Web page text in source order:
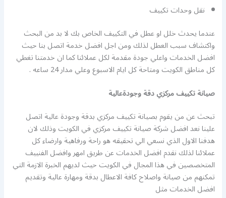
نقل وحدات تكييف
عندما يحدث خلل او عطل في التكييف الخاص بك لا بد من البحث
واكتشاف سبب العطل لذلك ومن اجل افضل خدمة اتصل بنا حيث
افضل الخدمات واعلي جودة مقدمة لكل عملائنا كما ان خدمتنا تغطي
كل مناطق الكويت ومتاحة كل ايام الاسبوع وعلي مدار 24 ساعه .
صيانة تكييف مركزي دقة وجودةعالية
تبحث عن من يقوم بصيانة تكييف مركزي بدقة وجودة عالية اتصل
علينا نعد افضل شركة صيانة تكييف مركزي في الكويت وذلك لان
هدفنا الاول الذي نسعي الي تحقيقه هو راحة ورفاهية وارضاء كل
عملائنا لذلك نقدم افضل الخدمات عن طريق امهر وافضل الفنييف
المتخصصين في هذا المجال في الكويت حيث لديهم الخبرة الازمة التي
تمكنهم من صيانة واصلاح كافة الاعطال بدقة ومهارة عالية وتقديم
افضل الخدمات مثل